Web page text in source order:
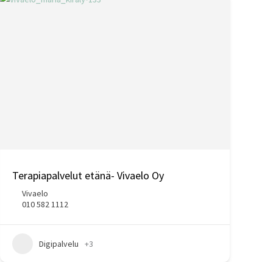
Terapiapalvelut etänä- Vivaelo Oy
Vivaelo
010 582 1112
Digipalvelu +3